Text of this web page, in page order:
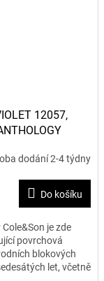
12057,
dodání 2-4 týdny
Do košíku
je zde
povrchová
blokových
let, včetně